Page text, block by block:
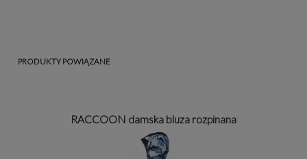
PRODUKTY POWIĄZANE
RACCOON damska bluza rozpinana